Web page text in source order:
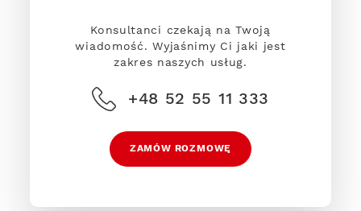
Konsultanci czekają na Twoją
wiadomość. Wyjaśnimy Ci jaki jest
zakres naszych usług.
+48 52 55 11 333
ZAMÓW ROZMOWĘ